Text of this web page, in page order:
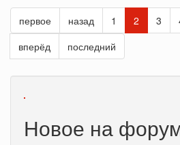
изменится
серебристый
металлик,
если
давление
в
пониженным?
первое назад 1 2 3
вперёд
последний
Новое на